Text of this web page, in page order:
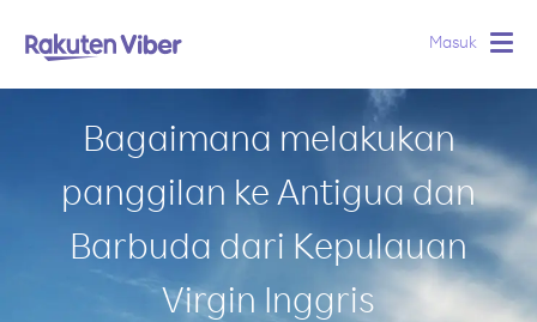
Masuk
Bagaimana melakukan
panggilan ke Antigua dan
Barbuda dari Kepulauan
Virgin Inggris